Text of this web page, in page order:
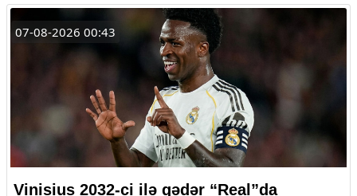
07-08-2026 00:43
Vinisius 2032-ci ilə qədər “Real”da